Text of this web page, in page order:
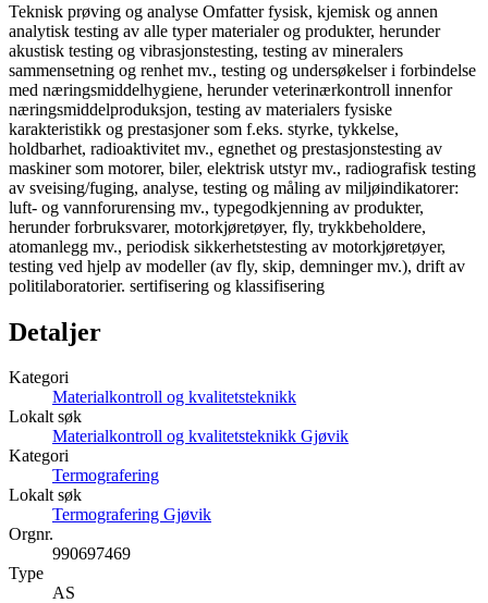
Teknisk prøving og analyse Omfatter fysisk, kjemisk og annen
analytisk testing av alle typer materialer og produkter, herunder
akustisk testing og vibrasjonstesting, testing av mineralers
sammensetning og renhet mv., testing og undersøkelser i forbindelse
med næringsmiddelhygiene, herunder veterinærkontroll innenfor
næringsmiddelproduksjon, testing av materialers fysiske
karakteristikk og prestasjoner som f.eks. styrke, tykkelse,
holdbarhet, radioaktivitet mv., egnethet og prestasjonstesting av
maskiner som motorer, biler, elektrisk utstyr mv., radiografisk testing
av sveising/fuging, analyse, testing og måling av miljøindikatorer:
luft- og vannforurensing mv., typegodkjenning av produkter,
herunder forbruksvarer, motorkjøretøyer, fly, trykkbeholdere,
atomanlegg mv., periodisk sikkerhetstesting av motorkjøretøyer,
testing ved hjelp av modeller (av fly, skip, demninger mv.), drift av
politilaboratorier. sertifisering og klassifisering
Detaljer
Kategori
Materialkontroll og kvalitetsteknikk
Lokalt søk
Materialkontroll og kvalitetsteknikk Gjøvik
Kategori
Termografering
Lokalt søk
Termografering Gjøvik
Orgnr.
990697469
Type
AS